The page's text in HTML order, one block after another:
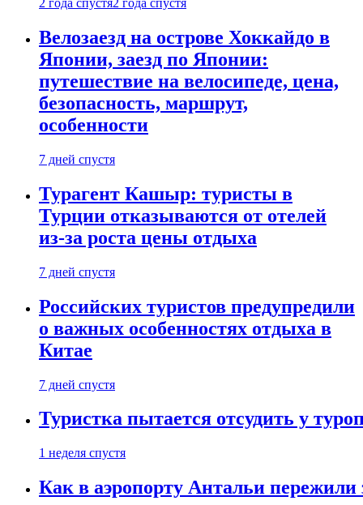
2 года спустя2 года спустя
Велозаезд на острове Хоккайдо в
Японии, заезд по Японии:
путешествие на велосипеде, цена,
безопасность, маршрут,
особенности
7 дней спустя
Турагент Кашыр: туристы в
Турции отказываются от отелей
из-за роста цены отдыха
7 дней спустя
Российских туристов предупредили
о важных особенностях отдыха в
Китае
7 дней спустя
Туристка пытается отсудить у
1 неделя спустя
Как в аэропорту Антальи